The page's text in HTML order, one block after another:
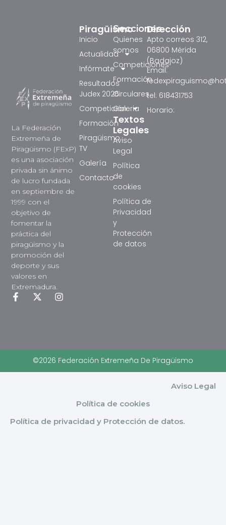
La Federación
Extremeña de
Piragüismo (FExP)
es una asociación
privada sin ánimo
de lucro fundada
en septiembre de
1999 con el
objetivo de
fomentar la
práctica del
piragüismo y la
promoción del
deporte y sus
valores en
Extremadura.
Secciones
Quienes
somos
Competiciones
Formación
Circulares
Galeria
Textos
Legales
Aviso
Legal
Política
de
cookies
Política de
Privacidad
y
Protección
de datos
Piragüismo
Inicio
Actualidad
Infórmate
Resultados
Judex 2026
Competición
Formación
Piragüismo
TV
Galería
Contacto
Dirección
Apto correos 312,
06800 Mérida
(Badajoz)
Email:
tel: 618431753
Horario:
©2026 Federación Extremeña De Piragüismo
Aviso Legal
Política de cookies
Política de privacidad y Protección de datos.